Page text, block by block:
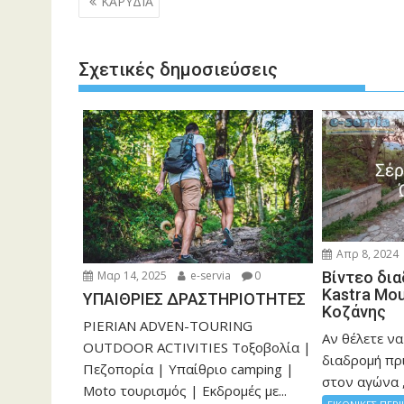
o
k
n
er p
άρθρων
Σχετικές δημοσιεύσεις
Μαρ 14, 2025 e-servia 0
ΥΠΑΙΘΡΙΕΣ ΔΡΑΣΤΗΡΙΟΤΗΤΕΣ
PIERIAN ADVEN-TOURING
OUTDOOR ACTIVITIES Τοξοβολία |
Πεζοπορία | Υπαίθριο camping |
Moto τουρισμός | Εκδρομές με...
Απρ 8, 2024
Βίντεο
Kastra
Κοζάνης
Αν θέλετε
διαδρομή
στον αγώνα